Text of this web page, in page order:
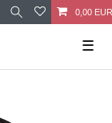
0,00 EUR
☰